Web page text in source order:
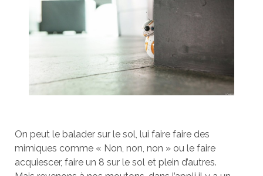
On peut le balader sur le sol, lui faire faire des
mimiques comme « Non, non, non » ou le faire
acquiescer, faire un 8 sur le sol et plein d’autres.